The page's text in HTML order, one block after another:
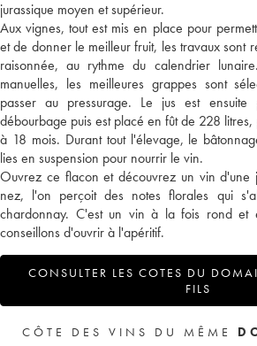
jurassique moyen et supérieur.
Aux vignes, tout est mis en place pour
et de donner le meilleur fruit, les travaux sont
raisonnée, au rythme du calendrier
manuelles, les meilleures grappes sont
passer au pressurage. Le jus est
débourbage puis est placé en fût de 228
à 18 mois. Durant tout l'élevage, le
lies en suspension pour nourrir le vin.
Ouvrez ce flacon et découvrez un vin
nez, l'on perçoit des notes florales qui
chardonnay. C'est un vin à la fois rond et
conseillons d'ouvrir à l'apéritif.
CONSULTER LES COTES DU
FILS
CÔTE DES VINS DU MÊME